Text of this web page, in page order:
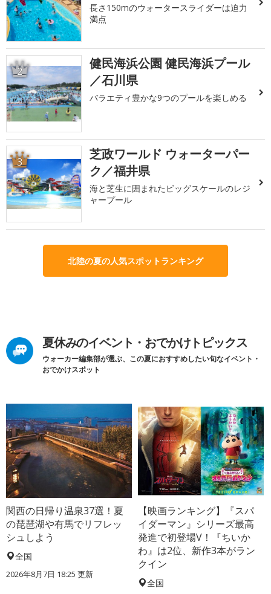
長さ150mのウォータースライダーは迫力
満点
2
健民海浜公園 健民海浜プール
／石川県
バラエティ豊かな9つのプールを楽しめる
3
芝政ワールド ウォーターパー
ク／福井県
海と芝生に囲まれたビッグスケールのレジ
ャープール
北陸の夏の人気スポットランキング
夏休みのイベント・おでかけトピックス
ウォーカー編集部が選ぶ、この夏におすすめしたい旬なイベント・
おでかけスポット
関西の日帰り温泉37選！夏
の琵琶湖や有馬でリフレッ
シュしよう
全国
2026年8月7日 18:25 更新
【映画ランキング】『スパ
イダーマン』シリーズ最高
発進で初登場V！『ちいか
わ』は2位、新作3本がラン
クイン
全国